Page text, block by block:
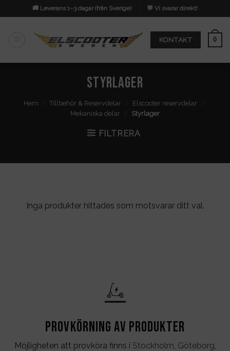
to
🚚 Leverans 1–3 dagar (från Sverige) 💬 Vi svarar direkt!
KONTAKT 0
Styrlager
Hem Tillbehör & Reservdelar Elscooter reservdelar
Mekaniska delar
Styrlager
FILTRERA
Inga produkter hittades som motsvarar ditt val.
Provkörning av produkter
Möjligheten att provköra finns i Stockholm Göteborg